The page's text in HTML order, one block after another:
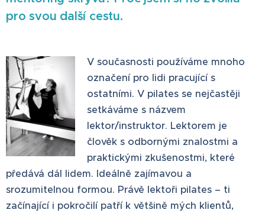
pro svou další cestu.
V současnosti používáme mnoho
označení pro lidi pracující s
ostatními. V pilates se nejčastěji
setkáváme s názvem
lektor/instruktor. Lektorem je
člověk s odbornými znalostmi a
praktickými zkušenostmi, které
předává dál lidem. Ideálně zajímavou a
srozumitelnou formou. Právě lektoři pilates – ti
začínající i pokročilí patří k většině mých klientů,